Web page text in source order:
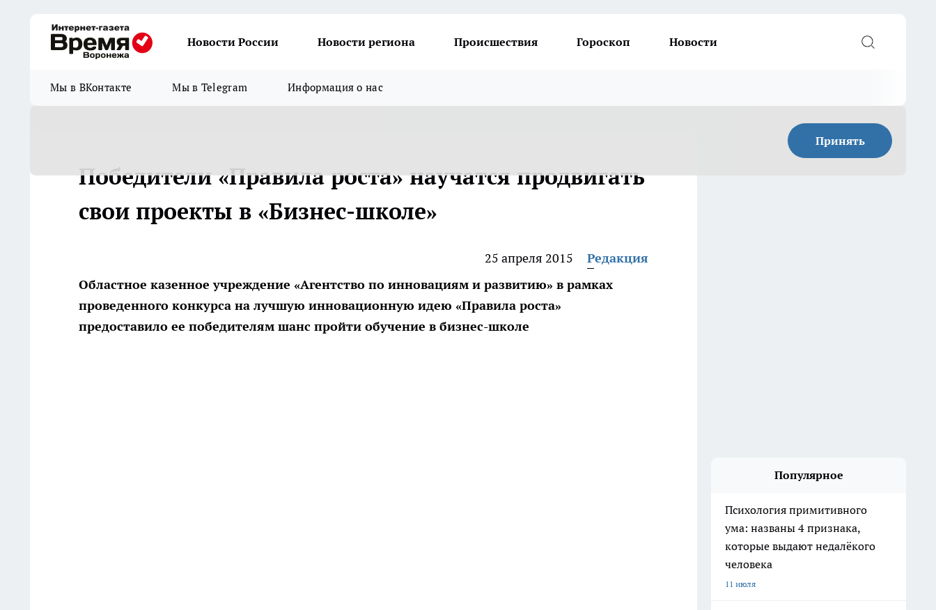
Новости России Новости региона Происшествия Гороскоп Новости
Мы в ВКонтакте Мы в Telegram Информация о нас
Принять
Победители «Правила роста» научатся продвигать
свои проекты в «Бизнес-школе»
25 апреля 2015
Редакция
Областное казенное учреждение «Агентство по инновациям и развитию» в рамках
проведенного конкурса на лучшую инновационную идею «Правила роста»
предоставило ее победителям шанс пройти обучение в бизнес-школе
Популярное
Психология примитивного
ума: названы 4 признака,
которые выдают недалёкого
человека
11 июля